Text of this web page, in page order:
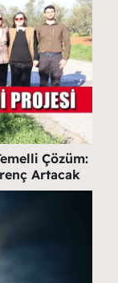
Çözüm:
Artacak